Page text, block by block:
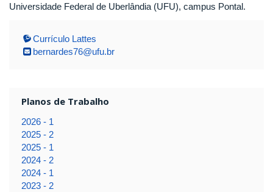
Universidade Federal de Uberlândia (UFU), campus Pontal.
Currículo Lattes
bernardes76@ufu.br
Planos de Trabalho
2026 - 1
2025 - 2
2025 - 1
2024 - 2
2024 - 1
2023 - 2